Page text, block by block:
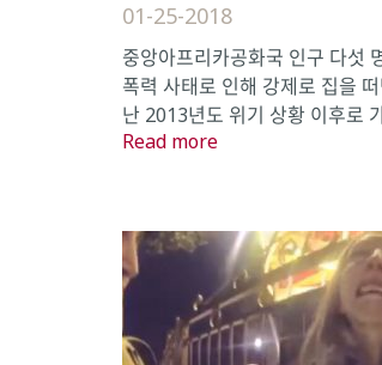
01-25-2018
중앙아프리카공화국 인구 다섯
폭력 사태로 인해 강제로 집을
난 2013년도 위기 상황 이후로
Read more